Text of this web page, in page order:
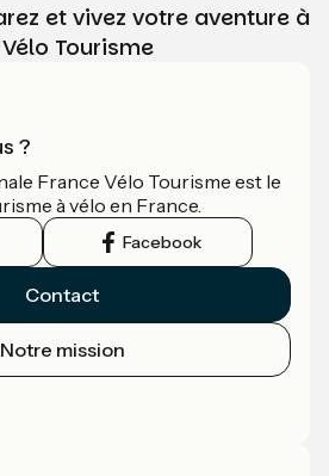
et vivez votre aventure à
Tourisme
?
France Vélo Tourisme est le
à vélo en France.
Facebook
Contact
Notre mission